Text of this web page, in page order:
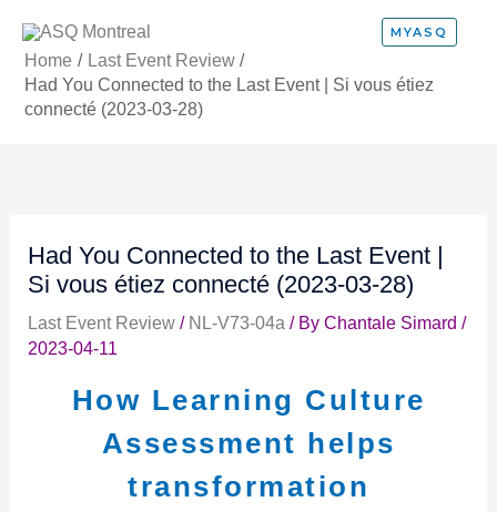
content
MYASQ
Home
Last Event Review
Had You Connected to the Last Event | Si vous étiez
connecté (2023-03-28)
Had You Connected to the Last Event |
Si vous étiez connecté (2023-03-28)
Last Event Review/ NL-V73-04a / By Chantale Simard /
2023-04-11
How Learning Culture
Assessment helps
transformation